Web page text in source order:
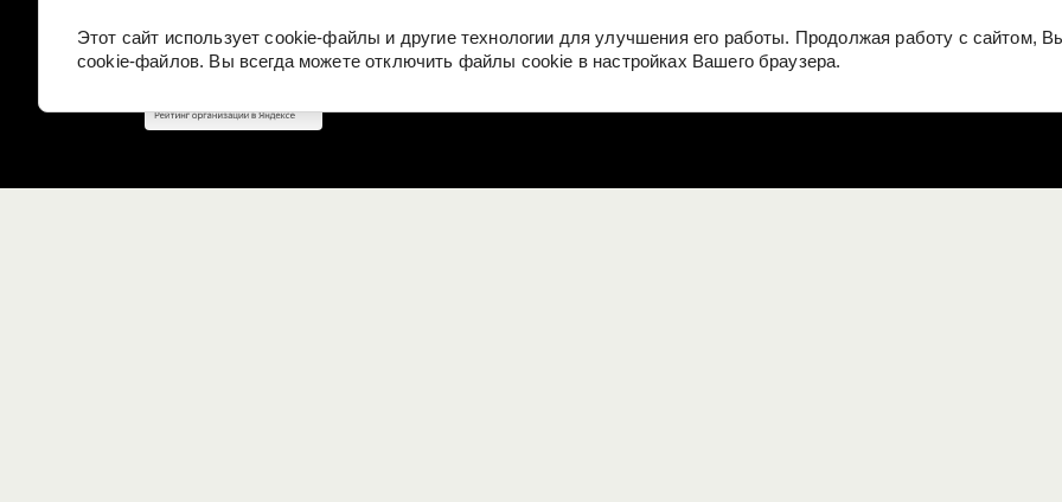
Этот сайт использует cookie-файлы и другие технологии для улучшения его работы. Продолжая работу с сайтом,
cookie-файлов. Вы всегда можете отключить файлы cookie в настройках Вашего браузера.